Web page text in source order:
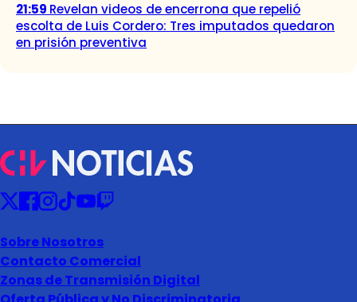
21:59 Revelan videos de encerrona que repelió
escolta de Luis Cordero: Tres imputados quedaron
en prisión preventiva
Sobre Nosotros
Contacto Comercial
Zonas de Transmisión Digital